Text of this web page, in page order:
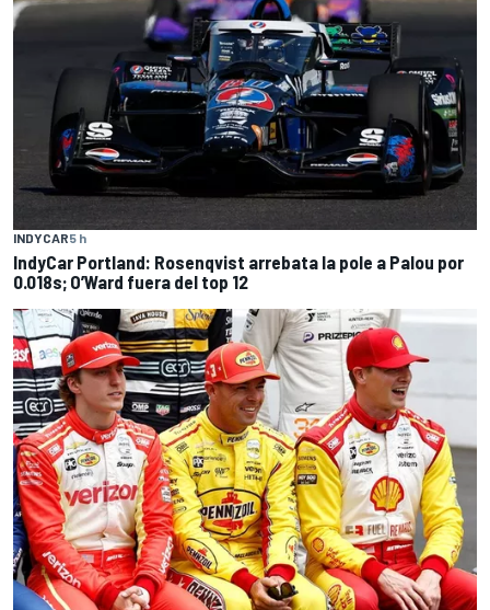
INDYCAR5 h
IndyCar Portland: Rosenqvist arrebata la pole a Palou por
0.018s; O’Ward fuera del top 12